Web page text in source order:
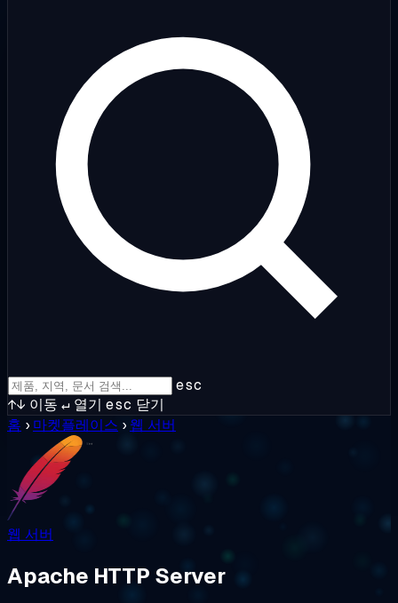
esc
↑↓ 이동 ↵ 열기 esc 닫기
홈 › 마켓플레이스 › 웹 서버
웹 서버
Apache HTTP Server